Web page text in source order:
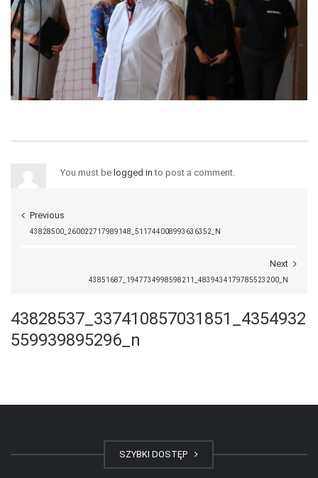
You must be logged in to post a comment.
Previous
43828500_260022717989148_511744008993636352_N
Next
43851687_1947734998598211_4839434179785523200_N
43828537_337410857031851_4354932
559939895296_n
SZYBKI DOSTĘP